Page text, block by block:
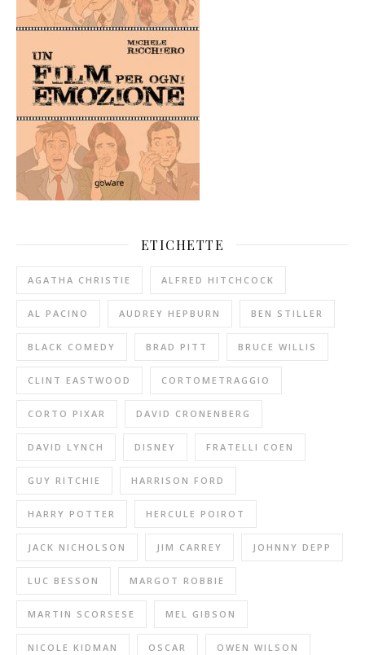
ETICHETTE
AGATHA CHRISTIE ALFRED HITCHCOCK
AL PACINO AUDREY HEPBURN BEN STILLER
BLACK COMEDY BRAD PITT BRUCE WILLIS
CLINT EASTWOOD CORTOMETRAGGIO
CORTO PIXAR DAVID CRONENBERG
DAVID LYNCH DISNEY FRATELLI COEN
GUY RITCHIE HARRISON FORD
HARRY POTTER HERCULE POIROT
JACK NICHOLSON JIM CARREY JOHNNY DEPP
LUC BESSON MARGOT ROBBIE
MARTIN SCORSESE MEL GIBSON
NICOLE KIDMAN OSCAR OWEN WILSON